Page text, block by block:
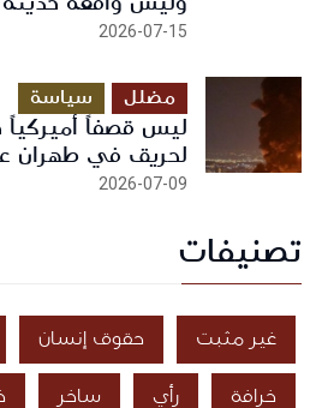
2026-07-15
مضلل سياسة
ليس قصفاً أميركياً
لحريق في طهران عام
2026-07-09
تصنيفات
غير مثبت حقوق إنسان
خرافة رأي ساخر